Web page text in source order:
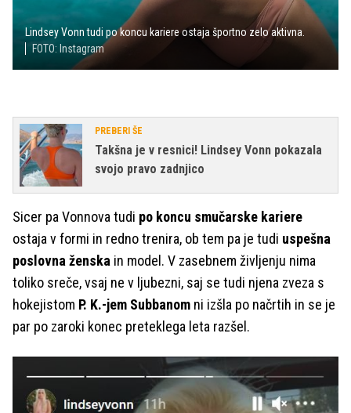
Lindsey Vonn tudi po koncu kariere ostaja športno zelo aktivna.
FOTO: Instagram
PREBERI ŠE
Takšna je v resnici! Lindsey Vonn pokazala
svojo pravo zadnjico
Sicer pa Vonnova tudi po koncu smučarske kariere
ostaja v formi in redno trenira, ob tem pa je tudi uspešna
poslovna ženska in model. V zasebnem življenju nima
toliko sreče, vsaj ne v ljubezni, saj se tudi njena zveza s
hokejistom P. K.-jem Subbanom ni izšla po načrtih in se je
par po zaroki konec preteklega leta razšel.